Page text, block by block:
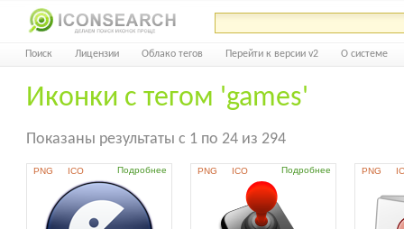
Поиск Лицензии Облако тегов Перейти к версии v2 О системе
Иконки с тегом 'games'
Показаны результаты с 1 по 24 из 294
PNG ICO Подробнее PNG ICO Подробнее PNG